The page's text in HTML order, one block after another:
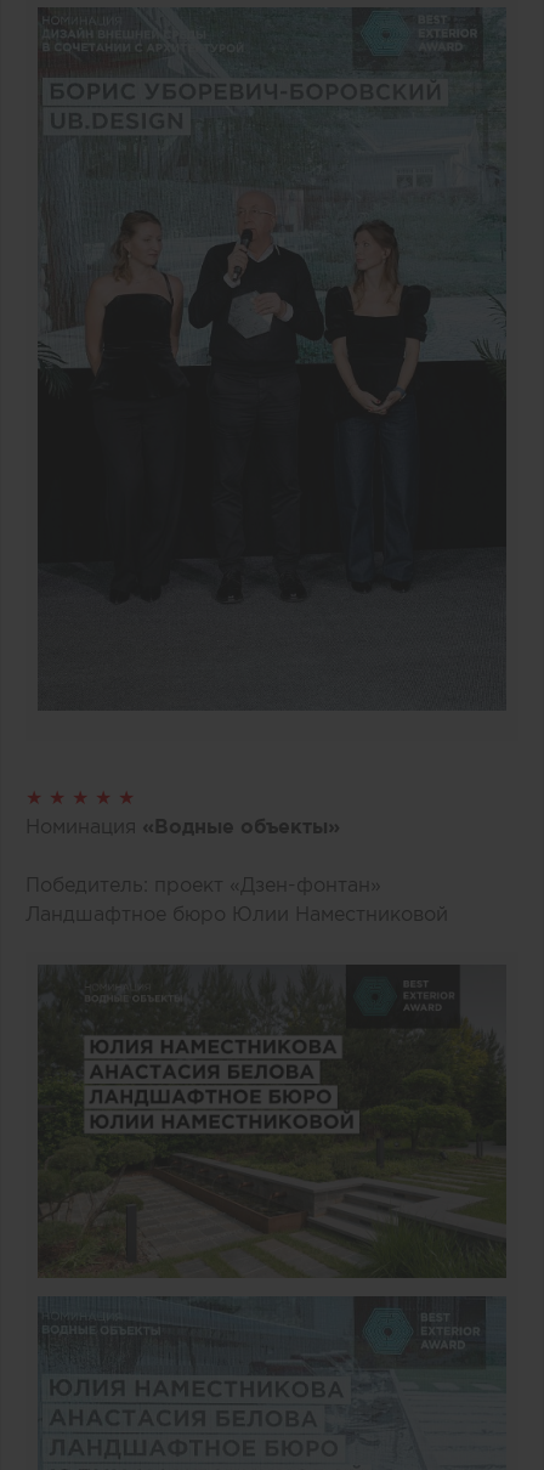
★ ★ ★ ★ ★
Номинация «Водные объекты»
Победитель: проект «Дзен-фонтан»
Ландшафтное бюро Юлии Наместниковой